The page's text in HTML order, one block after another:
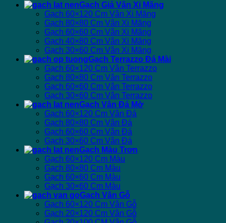
Gạch Giả Vân Xi Măng
Gạch 60×120 Cm Vân Xi Măng
Gạch 80×80 Cm Vân Xi Măng
Gạch 60×60 Cm Vân Xi Măng
Gạch 40×80 Cm Vân Xi Măng
Gạch 30×60 Cm Vân Xi Măng
Gạch Terrazzo Đá Mài
Gạch 60×120 Cm Vân Terrazzo
Gạch 80×80 Cm Vân Terrazzo
Gạch 60×60 Cm Vân Terrazzo
Gạch 30×60 Cm Vân Terrazzo
Gạch Vân Đá Mờ
Gạch 60×120 Cm Vân Đá
Gạch 80×80 Cm Vân Đá
Gạch 60×60 Cm Vân Đá
Gạch 30×60 Cm Vân Đá
Gạch Màu Trơn
Gạch 60×120 Cm Màu
Gạch 80×80 Cm Màu
Gạch 60×60 Cm Màu
Gạch 30×60 Cm Màu
Gạch Vân Gỗ
Gạch 60×120 Cm Vân Gỗ
Gạch 20×120 Cm Vân Gỗ